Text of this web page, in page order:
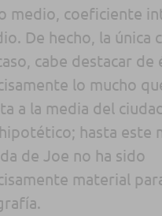
medio, coeficiente
De hecho, la única
cabe destacar de
lo mucho
a la media del
hasta este
de Joe no ha sido
material